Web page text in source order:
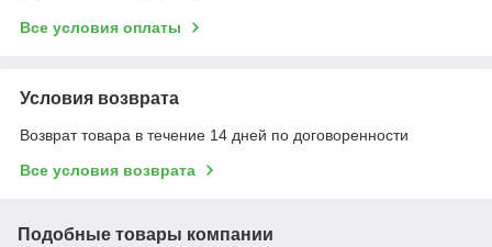
Все условия оплаты
Условия возврата
Возврат товара в течение 14 дней по договоренности
Все условия возврата
Подобные товары компании